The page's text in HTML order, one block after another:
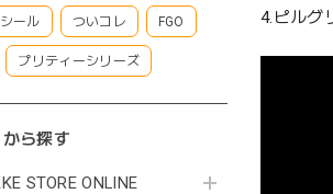
ール ついコレ FGO
プリティーシリーズ
ら探す
STORE ONLINE
4.ピルグ